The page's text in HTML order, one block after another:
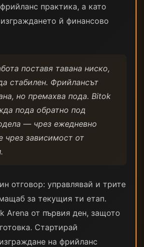
практика, а като
й финансово
поставя тавана ниско,
стабилен. Фрийлансът
но премахва пода. Bitok
пода обратно под
— чрез ежедневно
чрез зависимост от
отговор: управлявай и трите
за текущия ти етап.
Arena от първия ден, защото
Стартирай
на фрийланс